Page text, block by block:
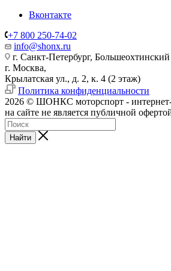
Вконтакте
+7 800 250-74-02
info@shonx.ru
г. Санкт-Петербург,
г. Москва,
Крылатская ул., д. 2, к. 4 (2 этаж)
Политика конфиденциальности
2026 © ШОНКС моторспорт -
на сайте не является публичной
Найти